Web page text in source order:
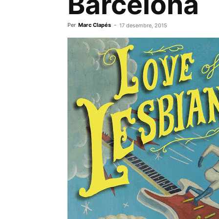
Per Marc Clapés - 17 desembre, 2015